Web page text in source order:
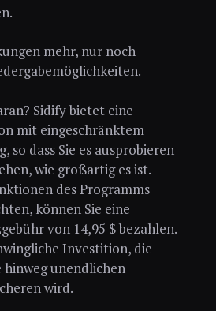
mehr, nur noch
Sidify bietet eine
mit eingeschränktem
so dass Sie es ausprobieren
wie großartig es ist.
des Programms
können Sie eine
von 14,95 $ bezahlen.
Investition, die
hinweg unendlichen
wird.